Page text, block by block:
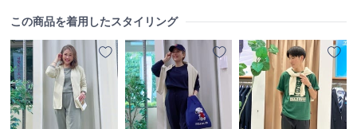
この商品を着用したスタイリング